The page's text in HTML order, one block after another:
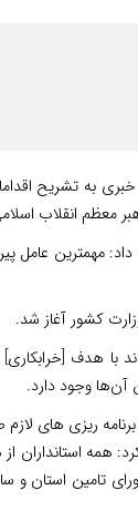
خبری به تشریح
معظم انقلاب
جنگ ۱۲ روزه تشریح کرد و
کشور آغاز شد.
در ۲-۳ سال اخیر وارد کشور
وجود دارد.
ریزی های
همه استانداران
تامین استان و